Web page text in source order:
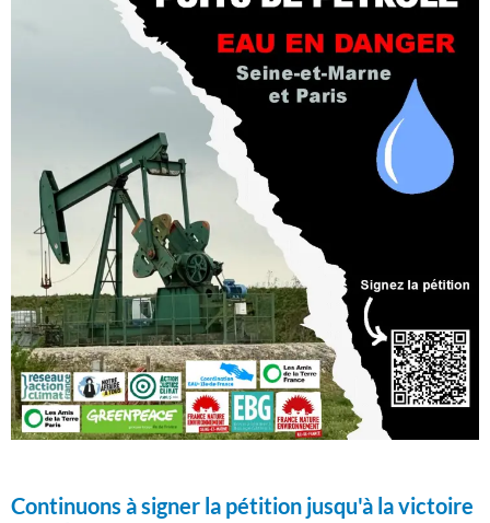
Continuons à signer la pétition jusqu'à la victoire